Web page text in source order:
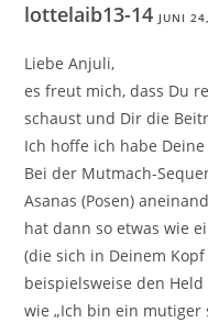
lottelaib13-14 JUNI
Liebe Anjuli,
es freut mich, dass Du
schaust und Dir die
Ich hoffe ich habe
Bei der Mutmach-
Asanas (Posen)
hat dann so etwas wie
(die sich in Deinem
beispielsweise den
wie „Ich bin ein mutiger